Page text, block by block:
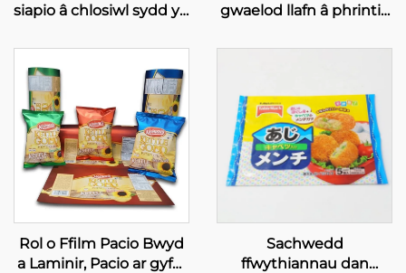
siapio â chlosiwl sydd yn
adar
gwaelod llafn â phrintio
becio cnau cawsî
Rol o Ffilm Pacio Bwyd
a Laminir, Pacio ar gyfer
Sachwedd
ffwythiannau dan